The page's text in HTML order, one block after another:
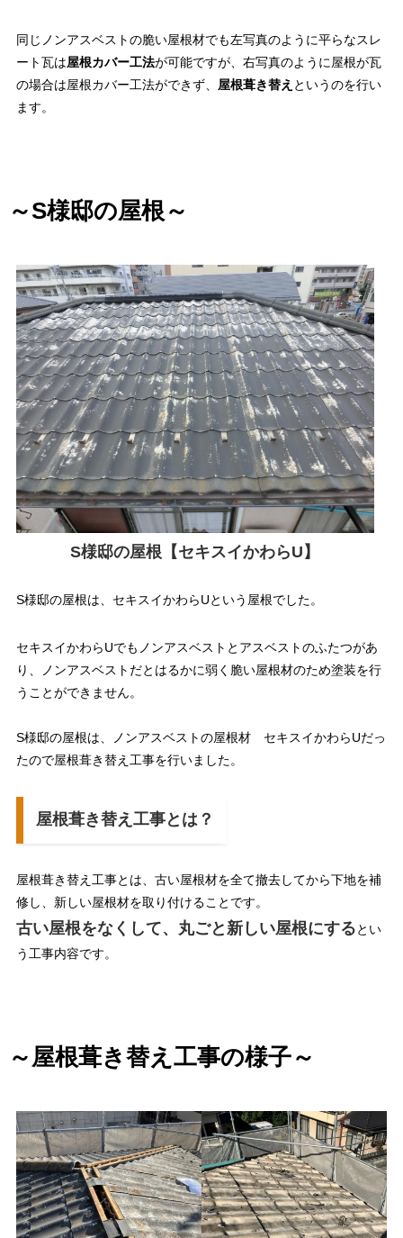
同じノンアスベストの脆い屋根材でも左写真のように平らなスレ
ート瓦は屋根カバー工法が可能ですが、右写真のように屋根が瓦
の場合は屋根カバー工法ができず、 屋根葺き替え というのを行い
ます。
～S様邸の屋根～
S様邸の屋根【セキスイかわらU】
S様邸の屋根は、セキスイかわらUという屋根でした。
セキスイかわらUでもノンアスベストとアスベストのふたつがあ
り、ノンアスベストだとはるかに弱く脆い屋根材のため塗装を行
うことができません。
S様邸の屋根は、ノンアスベストの屋根材 セキスイかわらUだっ
たので屋根葺き替え工事を行いました。
屋根葺き替え工事とは？
屋根葺き替え工事とは、古い屋根材を全て撤去してから下地を補
修し、新しい屋根材を取り付けることです。
古い屋根をなくして、丸ごと新しい屋根にするとい
う工事内容です。
～屋根葺き替え工事の様子～